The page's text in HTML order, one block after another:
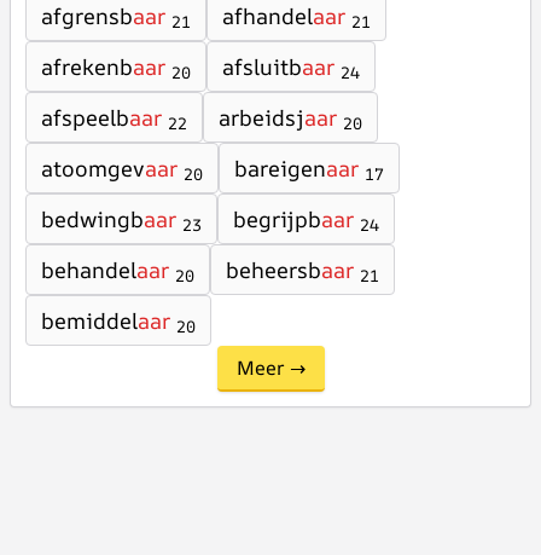
afgrensbaar 21 afhandelaar 21
afrekenbaar 20 afsluitbaar 24
afspeelbaar 22 arbeidsjaar 20
atoomgevaar 20 bareigenaar 17
bedwingbaar 23 begrijpbaar 24
behandelaar 20 beheersbaar 21
bemiddelaar 20
Meer →